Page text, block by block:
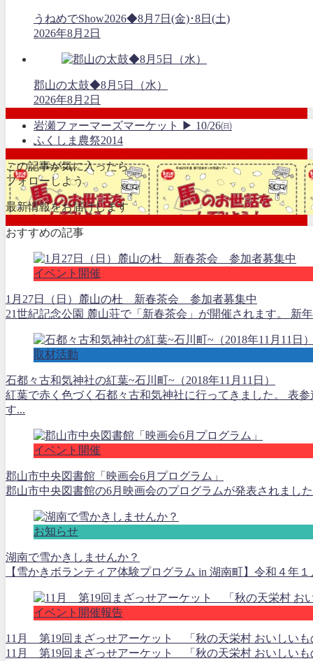
うねめでShow2026◆8月7日(金)･8日(土)
2026年8月2日
郡山の太鼓◆8月5日（水）
2026年8月2日
岩瀬ファーマーズマーケット ▶ 10/26㈰
ふくしま農祭2014
この記事が気に入ったら
フォローしよう
最新情報をお届けします
おすすめの記事
イベント開催
1月27日（日）麓山の杜 新春茶会 参加者募集中
21世紀記念公園 麓山荘で「新春茶会」が開催されます。 新
取材活動
石都々古和気神社の紅葉~石川町~（2018年11月11日）
紅葉で赤く色づく石都々古和気神社に行ってきました。 表
す...
イベント開催
郡山市中央図書館「映画会6月プログラム」
郡山市中央図書館の6月映画会のプログラムが発表されま
お知らせ
湖南で雪かきしませんか？
【雪かきボランティア体験プログラム in 湖南町】令和４年
イベント開催報告
11月 第19回まざっせアーケット 「秋の天栄村 おいしいも
11月 第19回まざっせアーケット 「秋の天栄村 おいしいも